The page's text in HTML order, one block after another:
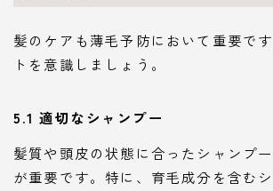
髪のケアも薄毛予防において重要で
トを意識しましょう。
5.1 適切なシャンプー
髪質や頭皮の状態に合ったシャンプ
が重要です。特に、育毛成分を含む